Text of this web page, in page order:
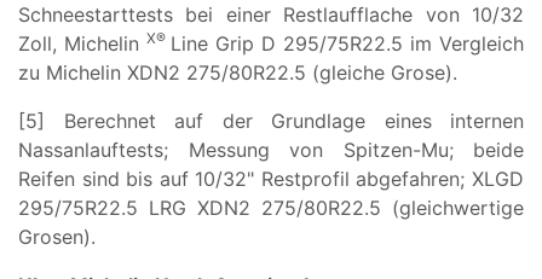
Schneestarttests bei einer Restlaufflache von 10/32
Zoll, Michelin X® Line Grip D 295/75R22.5 im Vergleich
zu Michelin XDN2 275/80R22.5 (gleiche Grose).
[5] Berechnet auf der Grundlage eines internen
Nassanlauftests; Messung von Spitzen-Mu; beide
Reifen sind bis auf 10/32" Restprofil abgefahren; XLGD
295/75R22.5 LRG XDN2 275/80R22.5 (gleichwertige
Grosen).